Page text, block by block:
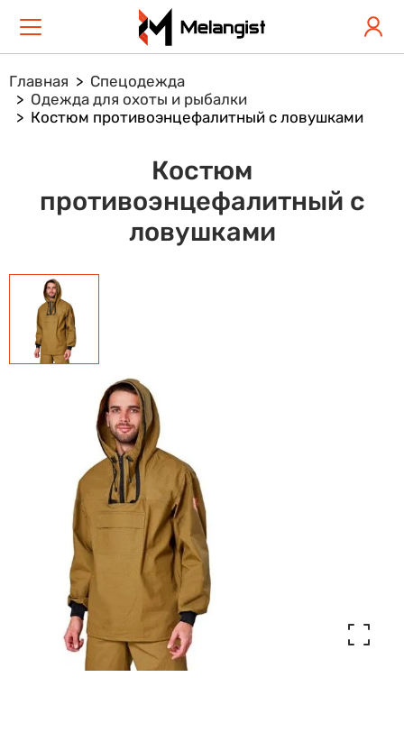
Главная
Спецодежда
Одежда для охоты и рыбалки
Костюм противоэнцефалитный с ловушками
Костюм
противоэнцефалитный с
ловушками